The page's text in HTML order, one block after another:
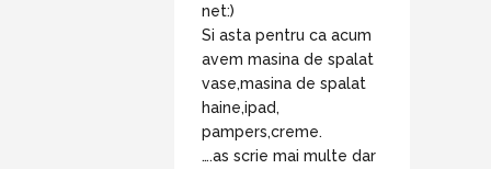
net:)
Si asta pentru ca acum
avem masina de spalat
vase,masina de spalat
haine,ipad,
pampers,creme.
….as scrie mai multe dar